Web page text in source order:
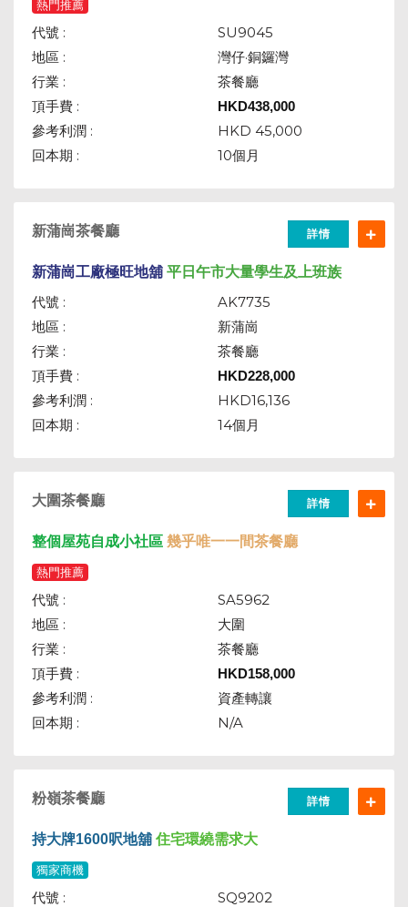
熱門推薦
代號 :
SU9045
地區 :
灣仔·銅鑼灣
行業 :
茶餐廳
頂手費 :
HKD438,000
參考利潤 :
HKD 45,000
回本期 :
10個月
新蒲崗茶餐廳 詳情
新蒲崗工廠極旺地舖 平日午市大量學生及上班族
代號 :
AK7735
地區 :
新蒲崗
行業 :
茶餐廳
頂手費 :
HKD228,000
參考利潤 :
HKD16,136
回本期 :
14個月
大圍茶餐廳 詳情
整個屋苑自成小社區 幾乎唯一一間茶餐廳
熱門推薦
代號 :
SA5962
地區 :
大圍
行業 :
茶餐廳
頂手費 :
HKD158,000
參考利潤 :
資產轉讓
回本期 :
N/A
粉嶺茶餐廳 詳情
持大牌1600呎地舖 住宅環繞需求大
獨家商機
代號 :
SQ9202